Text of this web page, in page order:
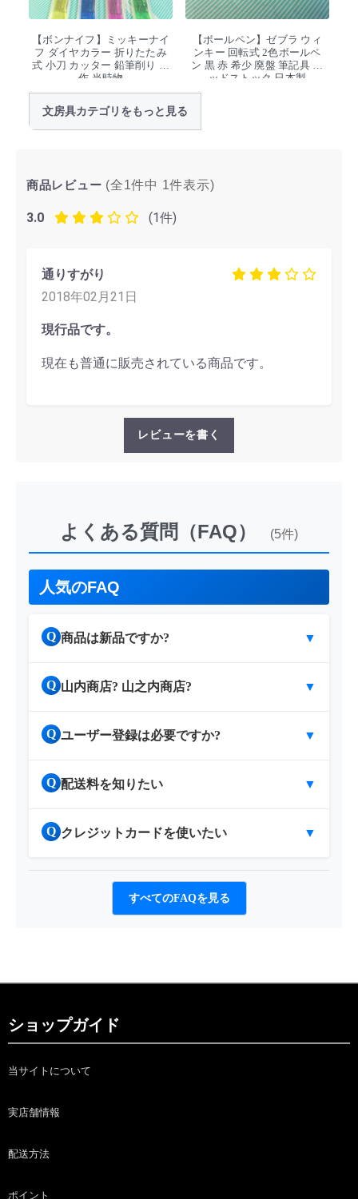
【ボンナイフ】ミッキーナイ
フ ダイヤカラー 折りたたみ
式 小刀 カッター 鉛筆削り 工
作 当時物
【ボールペン】ゼブラ ウィ
ンキー 回転式 2色ボールペ
ン 黒 赤 希少 廃盤 筆記具 デ
ッドストック 日本製
文房具カテゴリをもっと見る
商品レビュー (全1件中 1件表示)
3.0 (1件)
通りすがり
2018年02月21日
現行品です。
現在も普通に販売されている商品です。
レビューを書く
よくある質問（FAQ） (5件)
人気のFAQ
Q 商品は新品ですか? ▼
Q 山内商店? 山之内商店? ▼
Q ユーザー登録は必要ですか? ▼
Q 配送料を知りたい ▼
Q クレジットカードを使いたい ▼
すべてのFAQを見る
ショップガイド
当サイトについて
実店舗情報
配送方法
ポイント